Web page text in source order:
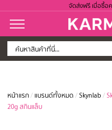
จัดส่งฟรี เมื่อซื้อ
หน้าแรก / แบรนด์ทั้งหมด /Skynlab /
20g สกินแล็บ